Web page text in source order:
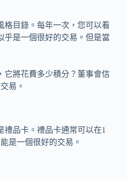
格目錄。每年一次，您可以看
乎是一個很好的交易。但是當
它將花費多少積分？董事會信
易。
禮品卡。禮品卡通常可以在1
是一個很好的交易。